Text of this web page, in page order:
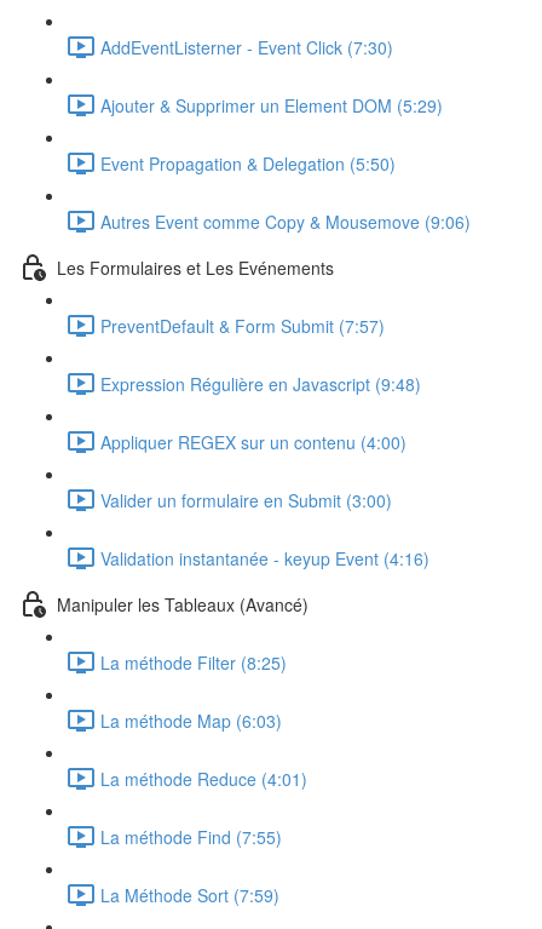
AddEventListerner - Event Click (7:30)
Ajouter & Supprimer un Element DOM (5:29)
Event Propagation & Delegation (5:50)
Autres Event comme Copy & Mousemove (9:06)
Les Formulaires et Les Evénements
PreventDefault & Form Submit (7:57)
Expression Régulière en Javascript (9:48)
Appliquer REGEX sur un contenu (4:00)
Valider un formulaire en Submit (3:00)
Validation instantanée - keyup Event (4:16)
Manipuler les Tableaux (Avancé)
La méthode Filter (8:25)
La méthode Map (6:03)
La méthode Reduce (4:01)
La méthode Find (7:55)
La Méthode Sort (7:59)